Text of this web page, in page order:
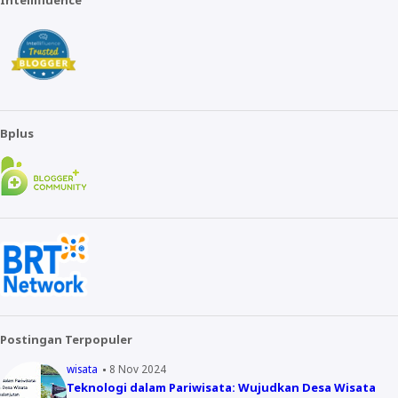
Bplus
Postingan Terpopuler
wisata 8 Nov 2024
Teknologi dalam Pariwisata: Wujudkan Desa Wisata